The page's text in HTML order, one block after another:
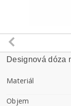
Designová dóza
Materiál
Objem